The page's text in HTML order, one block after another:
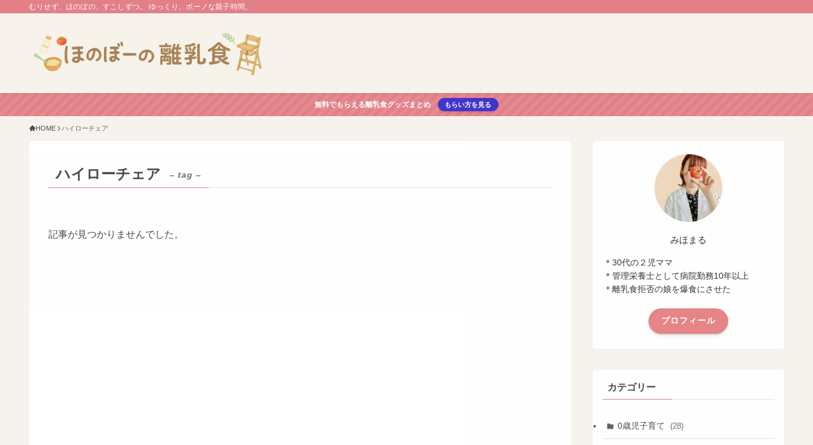
むりせず、ほのぼの、すこしずつ。 ゆっくり、ボーノな親子時間。
無料でもらえる離乳食グッズまとめ もらい方を見る
HOME ハイローチェア
ハイローチェア – tag –
記事が見つかりませんでした。
みほまる
＊30代の２児ママ
＊管理栄養士として病院勤務10年以上
＊離乳食拒否の娘を爆食にさせた
プロフィール
カテゴリー
0歳児子育て (28)